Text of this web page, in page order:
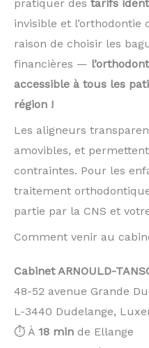
pratiquer des tarifs
invisible et l’orthodontie
raison de choisir les
financières —
accessible à tous les
région !
Les aligneurs
amovibles, et
contraintes. Pour les
traitement
partie par la CNS et
Comment venir au
Cabinet ARNOULD-
48-52 avenue Grande
L-3440 Dudelange,
⏱️ À 18 min de Ellange